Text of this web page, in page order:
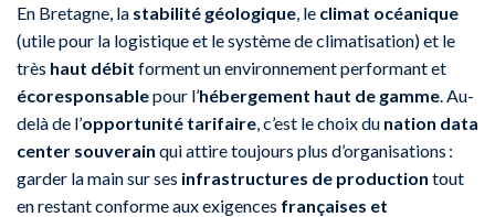
En Bretagne, la stabilité géologique , le climat océanique
(utile pour la logistique et le système de climatisation) et le
très haut débit forment un environnement performant et
écoresponsablepour l’hébergement haut de gamme . Au-
delà de l’opportunité tarifaire , c’est le choix du nation data
center souverain qui attire toujours plus d’organisations :
garder la main sur ses infrastructures de production tout
en restant conforme aux exigences françaises et